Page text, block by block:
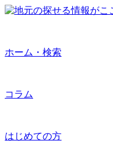
ホーム・検索
コラム
はじめての方